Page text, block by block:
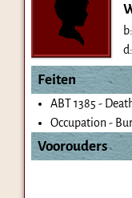
b:
d:
Feiten
ABT 1385 -
Occupation -
Voorouders